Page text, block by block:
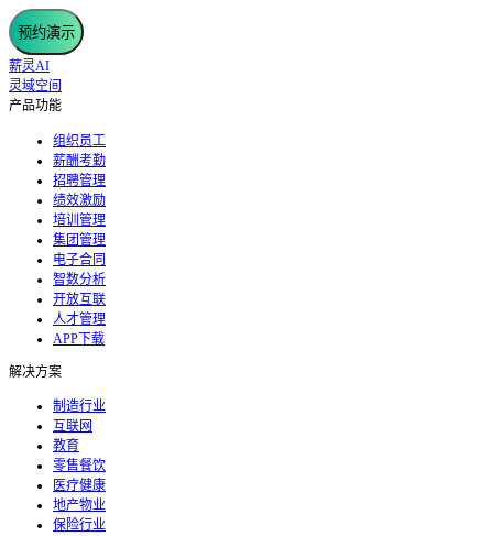
预约演示
薪灵AI
灵域空间
产品功能
组织员工
薪酬考勤
招聘管理
绩效激励
培训管理
集团管理
电子合同
智数分析
开放互联
人才管理
APP下载
解决方案
制造行业
互联网
教育
零售餐饮
医疗健康
地产物业
保险行业